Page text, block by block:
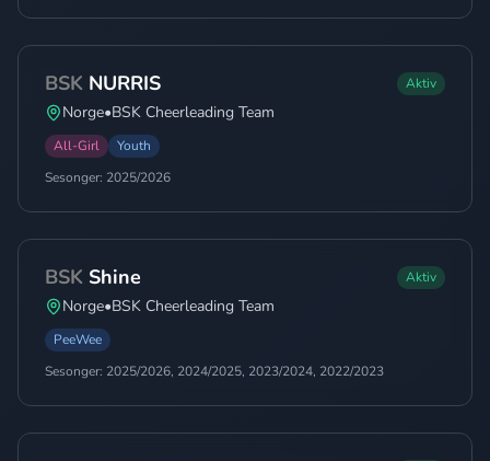
BSK NURRIS Aktiv
Norge•BSK Cheerleading Team
All-Girl
Youth
Sesonger: 2025/2026
BSK Shine Aktiv
Norge•BSK Cheerleading Team
PeeWee
Sesonger: 2025/2026, 2024/2025, 2023/2024, 2022/2023